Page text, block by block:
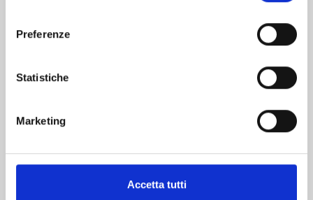
Preferenze
Statistiche
Marketing
Accetta tutti
Mostra tutto